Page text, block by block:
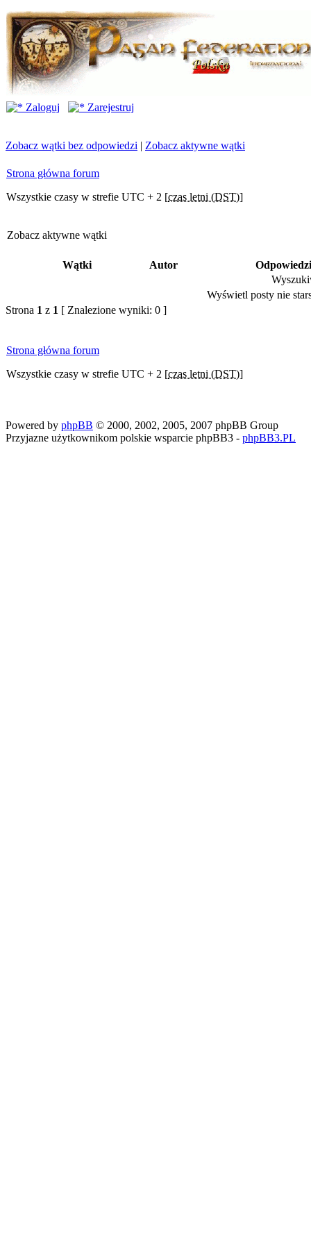
Zaloguj Zarejestruj
Zobacz wątki bez odpowiedzi | Zobacz aktywne wątki
Strona główna forum
Wszystkie czasy w strefie UTC + 2 [czas letni (DST)]
Zobacz aktywne wątki
Wątki Autor
Wyświetl posty nie
Strona 1 z 1 [ Znalezione wyniki: 0 ]
Strona główna forum
Wszystkie czasy w strefie UTC + 2 [czas letni (DST)]
Powered by phpBB © 2000, 2002, 2005, 2007 phpBB Group
Przyjazne użytkownikom polskie wsparcie phpBB3 - phpBB3.PL